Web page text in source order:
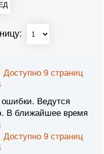
9 страниц
Ведутся
В ближайшее время
9 страниц